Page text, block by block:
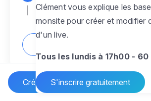
Créer un site Internet
pour rendre votre site
Clément vous explique les
monsite pour créer et modifier
d'un live.
Tous les lundis à 17h00 - 60
S'inscrire gratuitement